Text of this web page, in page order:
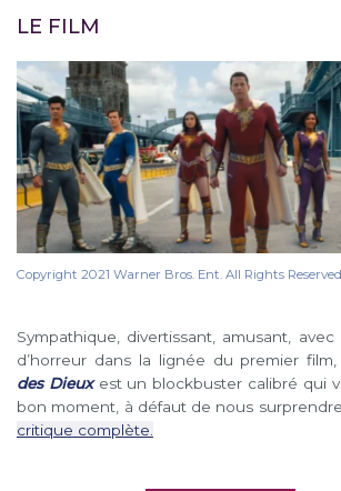
LE FILM
Copyright 2021 Warner Bros. Ent. All Rights
Sympathique, divertissant, amusant,
d’horreur dans la lignée du premier film,
des Dieux est un blockbuster calibré qui
bon moment, à défaut de nous
critique complète.